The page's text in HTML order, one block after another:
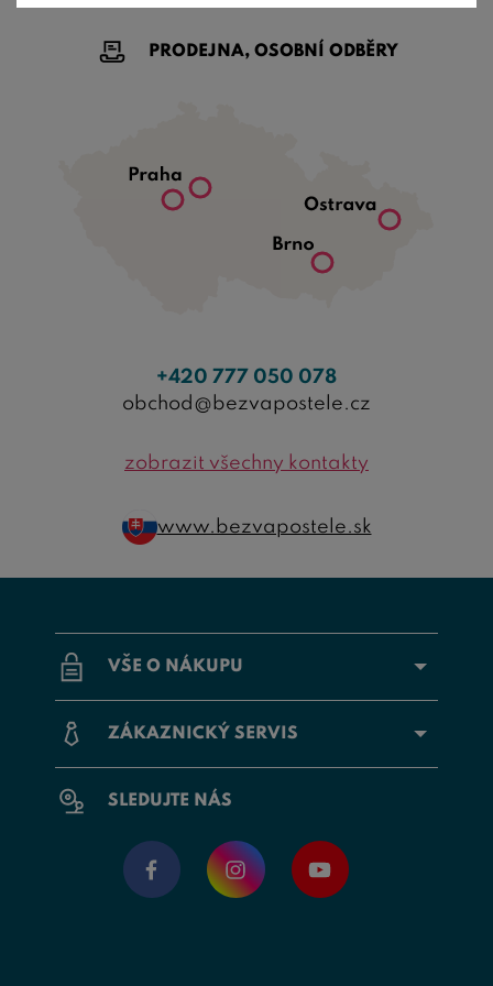
VŠE O NÁKUPU
ZÁKAZNICKÝ SERVIS
SLEDUJTE NÁS
PRODEJNA, OSOBNÍ ODBĚRY
+420 777 050 078
obchod@bezvapostele.cz
zobrazit všechny kontakty
www.bezvapostele.sk